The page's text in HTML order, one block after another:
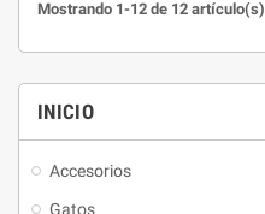
INICIO
Accesorios
Gatos
Mostrando 1-12 de 12 artículo(s)